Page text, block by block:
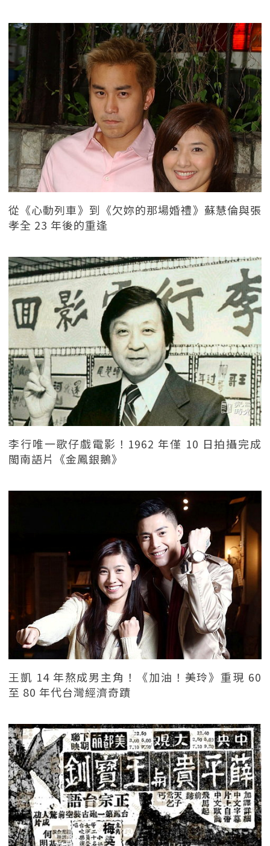
從《心動列車》到《欠妳的那場婚禮》蘇慧倫與張
孝全 23 年後的重逢
李行唯一歌仔戲電影！1962 年僅 10 日拍攝完成
閩南語片《金鳳銀鵝》
王凱 14 年熬成男主角！《加油！美玲》重現 60
至 80 年代台灣經濟奇蹟